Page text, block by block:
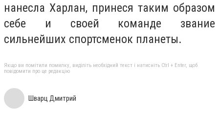
нанесла Харлан, принеся таким образом
себе и своей команде звание
сильнейших спортсменок планеты.
Якщо ви помітили помилку, виділіть необхідний текст і натисніть Ctrl + Enter, щоб
повідомити про це редакцію
Шварц Дмитрий